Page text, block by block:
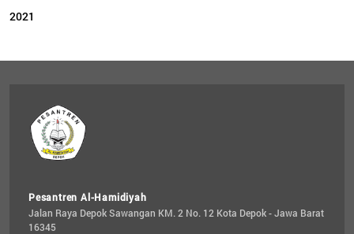
2021
Pesantren Al-Hamidiyah
Jalan Raya Depok Sawangan KM. 2 No. 12 Kota Depok - Jawa Barat
16345